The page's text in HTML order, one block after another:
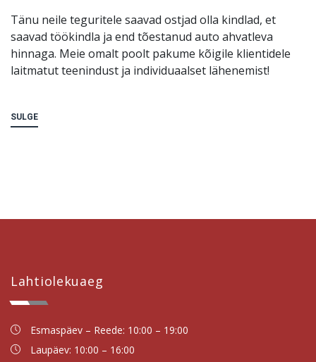
Tänu neile teguritele saavad ostjad olla kindlad, et
saavad töökindla ja end tõestanud auto ahvatleva
hinnaga. Meie omalt poolt pakume kõigile klientidele
laitmatut teenindust ja individuaalset lähenemist!
SULGE
Lahtiolekuaeg
Esmaspäev – Reede: 10:00 – 19:00
Laupäev: 10:00 – 16:00